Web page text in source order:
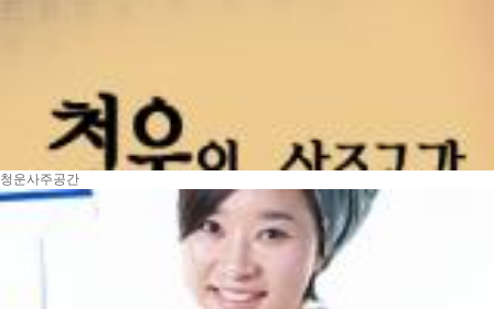
청운사주공간